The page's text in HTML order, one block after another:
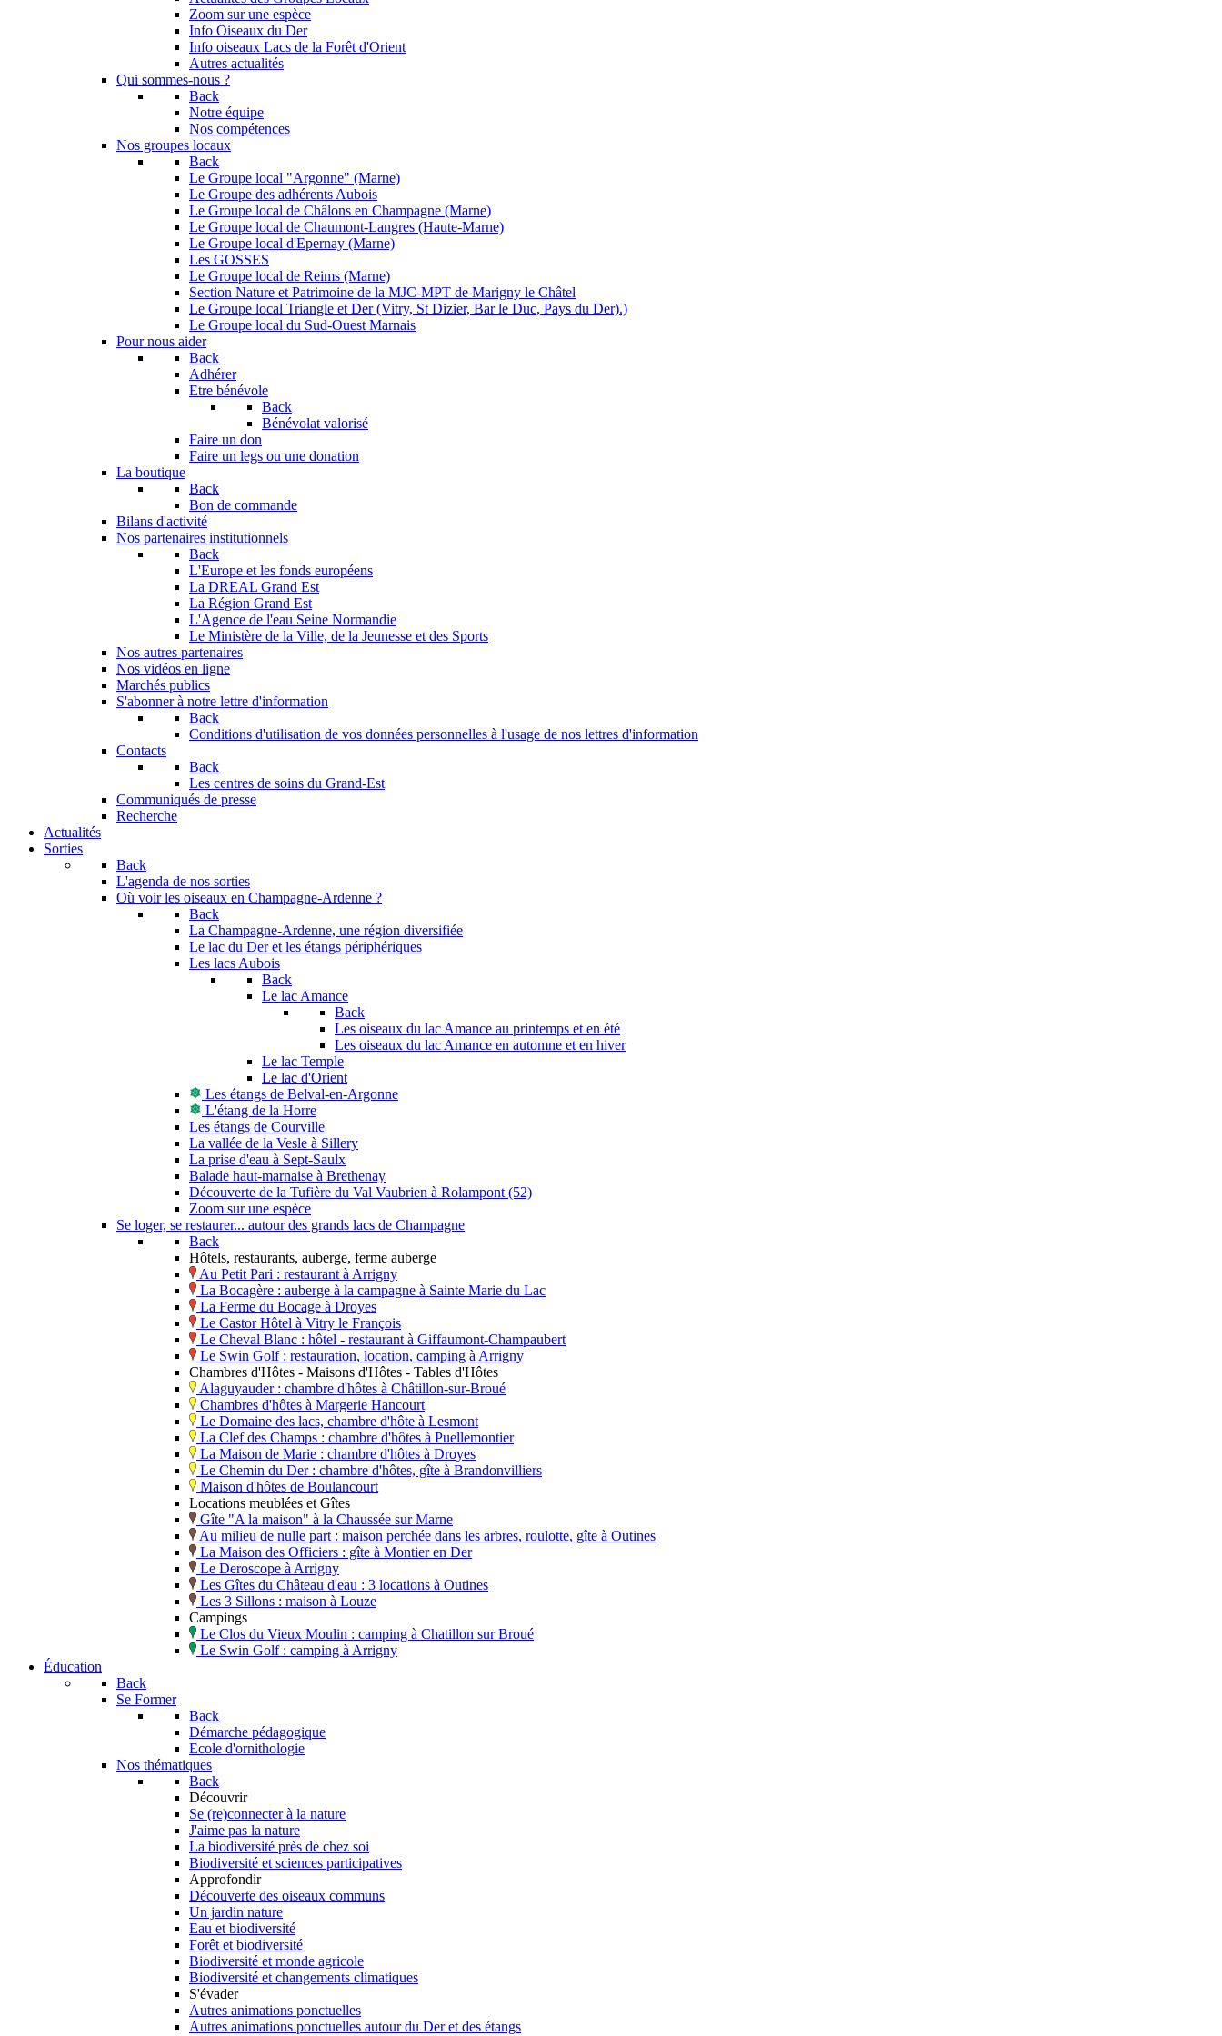
Zoom sur une espèce
Info Oiseaux du Der
Info oiseaux Lacs de la Forêt d'Orient
Autres actualités
Qui sommes-nous ?
Back
Notre équipe
Nos compétences
Nos groupes locaux
Back
Le Groupe local "Argonne" (Marne)
Le Groupe des adhérents Aubois
Le Groupe local de Châlons en Champagne (Marne)
Le Groupe local de Chaumont-Langres (Haute-Marne)
Le Groupe local d'Epernay (Marne)
Les GOSSES
Le Groupe local de Reims (Marne)
Section Nature et Patrimoine de la MJC-MPT de Marigny le Châtel
Le Groupe local Triangle et Der (Vitry, St Dizier, Bar le Duc, Pays du Der).)
Le Groupe local du Sud-Ouest Marnais
Pour nous aider
Back
Adhérer
Etre bénévole
Back
Bénévolat valorisé
Faire un don
Faire un legs ou une donation
La boutique
Back
Bon de commande
Bilans d'activité
Nos partenaires institutionnels
Back
L'Europe et les fonds européens
La DREAL Grand Est
La Région Grand Est
L'Agence de l'eau Seine Normandie
Le Ministère de la Ville, de la Jeunesse et des Sports
Nos autres partenaires
Nos vidéos en ligne
Marchés publics
S'abonner à notre lettre d'information
Back
Conditions d'utilisation de vos données personnelles à l'usage de nos lettres d'information
Contacts
Back
Les centres de soins du Grand-Est
Communiqués de presse
Recherche
Actualités
Sorties
Back
L'agenda de nos sorties
Où voir les oiseaux en Champagne-Ardenne ?
Back
La Champagne-Ardenne, une région diversifiée
Le lac du Der et les étangs périphériques
Les lacs Aubois
Back
Le lac Amance
Back
Les oiseaux du lac Amance au printemps et en été
Les oiseaux du lac Amance en automne et en hiver
Le lac Temple
Le lac d'Orient
Les étangs de Belval-en-Argonne
L'étang de la Horre
Les étangs de Courville
La vallée de la Vesle à Sillery
La prise d'eau à Sept-Saulx
Balade haut-marnaise à Brethenay
Découverte de la Tufière du Val Vaubrien à Rolampont (52)
Zoom sur une espèce
Se loger, se restaurer... autour des grands lacs de Champagne
Back
Hôtels, restaurants, auberge, ferme auberge
Au Petit Pari : restaurant à Arrigny
La Bocagère : auberge à la campagne à Sainte Marie du Lac
La Ferme du Bocage à Droyes
Le Castor Hôtel à Vitry le François
Le Cheval Blanc : hôtel - restaurant à Giffaumont-Champaubert
Le Swin Golf : restauration, location, camping à Arrigny
Chambres d'Hôtes - Maisons d'Hôtes - Tables d'Hôtes
Alaguyauder : chambre d'hôtes à Châtillon-sur-Broué
Chambres d'hôtes à Margerie Hancourt
Le Domaine des lacs, chambre d'hôte à Lesmont
La Clef des Champs : chambre d'hôtes à Puellemontier
La Maison de Marie : chambre d'hôtes à Droyes
Le Chemin du Der : chambre d'hôtes, gîte à Brandonvilliers
Maison d'hôtes de Boulancourt
Locations meublées et Gîtes
Gîte "A la maison" à la Chaussée sur Marne
Au milieu de nulle part : maison perchée dans les arbres, roulotte, gîte à Outines
La Maison des Officiers : gîte à Montier en Der
Le Deroscope à Arrigny
Les Gîtes du Château d'eau : 3 locations à Outines
Les 3 Sillons : maison à Louze
Campings
Le Clos du Vieux Moulin : camping à Chatillon sur Broué
Le Swin Golf : camping à Arrigny
Éducation
Back
Se Former
Back
Démarche pédagogique
Ecole d'ornithologie
Nos thématiques
Back
Découvrir
Se (re)connecter à la nature
J'aime pas la nature
La biodiversité près de chez soi
Biodiversité et sciences participatives
Approfondir
Découverte des oiseaux communs
Un jardin nature
Eau et biodiversité
Forêt et biodiversité
Biodiversité et monde agricole
Biodiversité et changements climatiques
S'évader
Autres animations ponctuelles
Autres animations ponctuelles autour du Der et des étangs